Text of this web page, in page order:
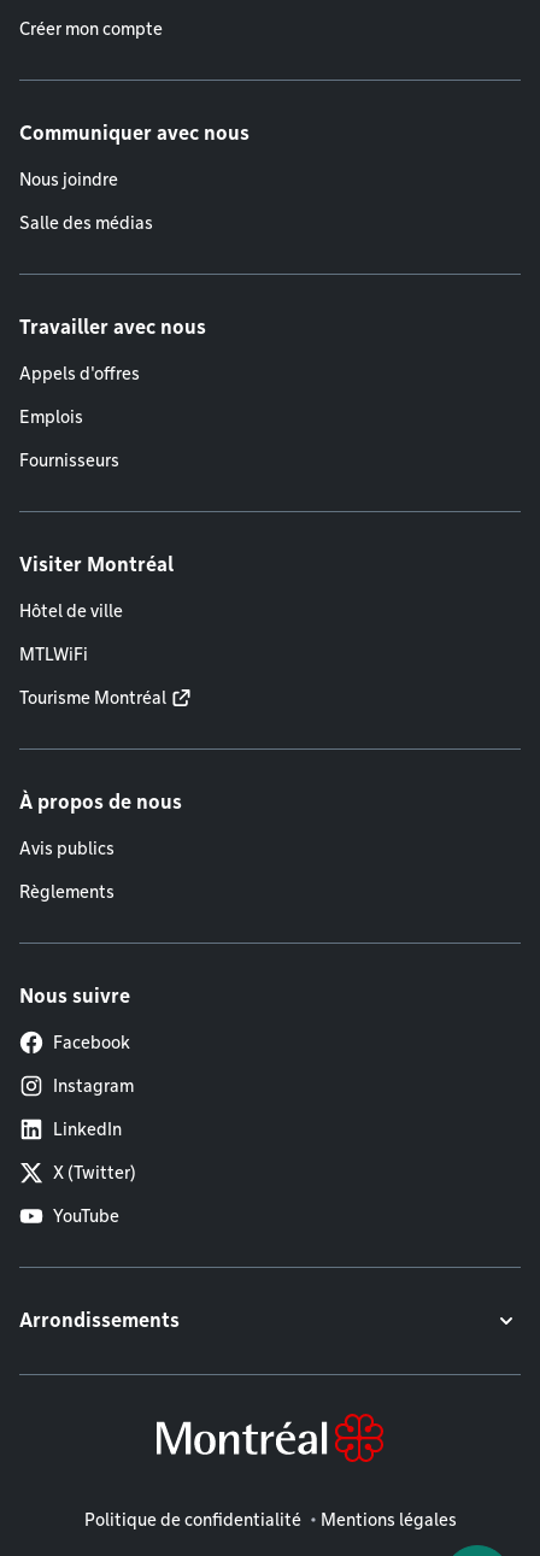
Créer mon compte
Communiquer avec nous
Nous joindre
Salle des médias
Travailler avec nous
Appels d'offres
Emplois
Fournisseurs
Visiter Montréal
Hôtel de ville
MTLWiFi
Tourisme Montréal
À propos de nous
Avis publics
Règlements
Nous suivre
Facebook
Instagram
LinkedIn
X (Twitter)
YouTube
Arrondissements
Mentions légales
Politique de confidentialité Mentions légales